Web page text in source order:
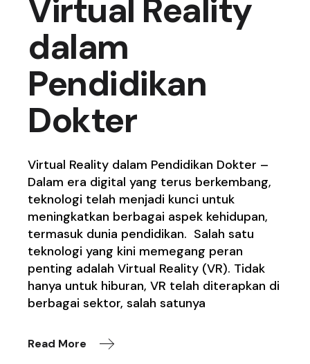
Virtual Reality
dalam
Pendidikan
Dokter
Virtual Reality dalam Pendidikan Dokter –
Dalam era digital yang terus berkembang,
teknologi telah menjadi kunci untuk
meningkatkan berbagai aspek kehidupan,
termasuk dunia pendidikan. Salah satu
teknologi yang kini memegang peran
penting adalah Virtual Reality (VR). Tidak
hanya untuk hiburan, VR telah diterapkan di
berbagai sektor, salah satunya
Read More